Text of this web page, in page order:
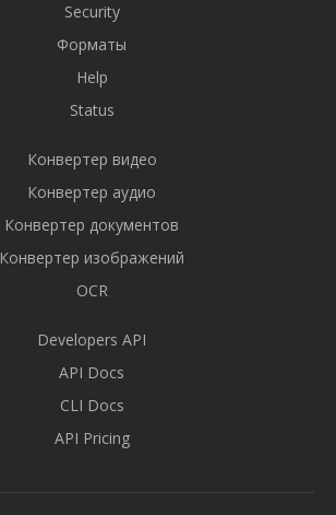
Security
Форматы
Help
Status
Конвертер видео
Конвертер аудио
Конвертер документов
Конвертер изображений
OCR
Developers API
API Docs
CLI Docs
API Pricing